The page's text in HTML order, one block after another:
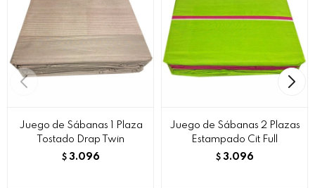
Juego de Sábanas 1 Plaza
Tostado Drap Twin
$ 3.096
Juego de Sábanas 2 Plazas
Estampado Cit Full
$ 3.096